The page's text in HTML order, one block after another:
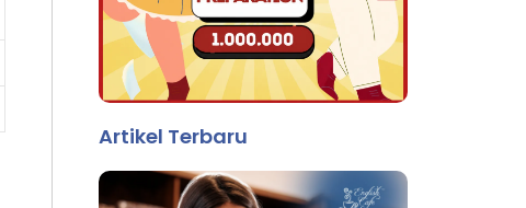
Artikel Terbaru